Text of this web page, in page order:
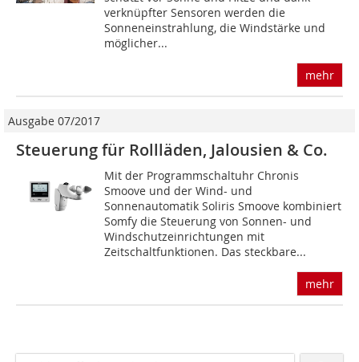
verknüpfter Sensoren werden die
Sonneneinstrahlung, die Windstärke und
möglicher...
mehr
Ausgabe 07/2017
Steuerung für Rollläden, Jalousien & Co.
Mit der Programmschaltuhr Chronis
Smoove und der Wind- und
Sonnenautomatik Soliris Smoove kombiniert
Somfy die Steuerung von Sonnen- und
Windschutzeinrichtungen mit
Zeitschaltfunktionen. Das steckbare...
mehr